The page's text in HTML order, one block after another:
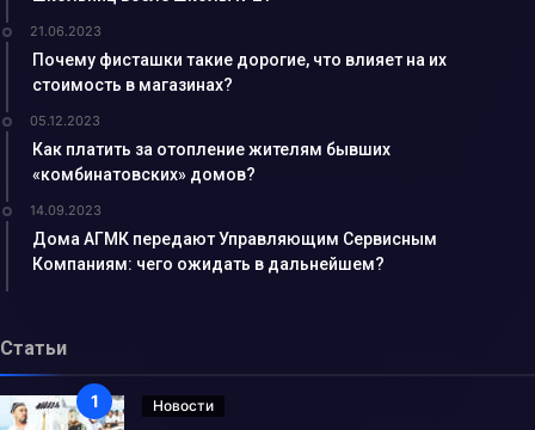
21.06.2023
Почему фисташки такие дорогие, что влияет на их
стоимость в магазинах?
05.12.2023
Как платить за отопление жителям бывших
«комбинатовских» домов?
14.09.2023
Дома АГМК передают Управляющим Сервисным
Компаниям: чего ожидать в дальнейшем?
Статьи
Новости